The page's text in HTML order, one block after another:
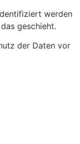
werden
geschieht.
der Daten vor